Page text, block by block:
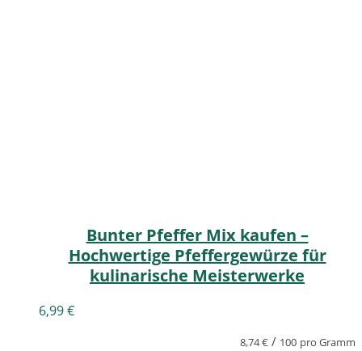
Bunter Pfeffer Mix kaufen –
Hochwertige Pfeffergewürze für
kulinarische Meisterwerke
6,99€
8,74€ / 100 pro Gramm